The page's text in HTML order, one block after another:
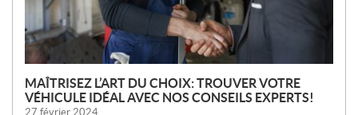
S
MAÎTRISEZ L’ART DU CHOIX: TROUVER VOTRE
VÉHICULE IDÉAL AVEC NOS CONSEILS EXPERTS!
27 février 2024